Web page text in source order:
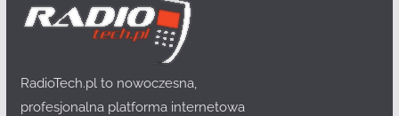
RadioTech.pl to nowoczesna,
profesjonalna platforma internetowa